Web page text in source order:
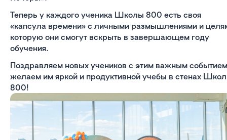
Теперь у каждого ученика Школы 800 есть своя
«капсула времени» с личными размышлениями и
которую они смогут вскрыть в завершающем году
обучения.
Поздравляем новых учеников с этим важным
желаем им яркой и продуктивной учебы в стенах
800!